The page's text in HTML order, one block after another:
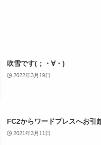
吹雪です(；・∀・)
2022年3月19日
FC2からワードプレスへお引
2021年3月11日